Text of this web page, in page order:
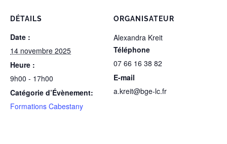
DÉTAILS
Date :
14 novembre 2025
Heure :
9h00 - 17h00
Catégorie d’Évènement:
Formations Cabestany
ORGANISATEUR
Alexandra Kreit
Téléphone
07 66 16 38 82
E-mail
a.kreit@bge-lc.fr